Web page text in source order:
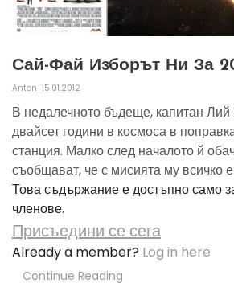
Сай-Фай Изборът Ни За
Anton 15.01.2012
В недалечното бъдеще, капитан
двайсет години в космоса в
станция. Малко след началото й
съобщават, че с мисията му всичко
Това съдържание е достъпно само
членове.
Присъедини се сега
Already a member? Log in here
Continue Reading